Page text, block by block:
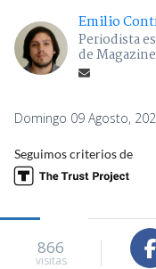
Emilio
Periodista
de Magazine
Domingo 09 Agosto,
Seguimos criterios de
866
visitas